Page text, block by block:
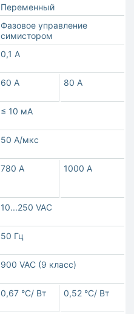
Переменный
Фазовое управление
симистором
0,1 А
60 A 80 A
≤ 10 мА
50 А/мкс
780 А 1000 А
10...250 VAC
50 Гц
900 VAC (9 класс)
0,67 °С/ Вт 0,52 °С/ Вт